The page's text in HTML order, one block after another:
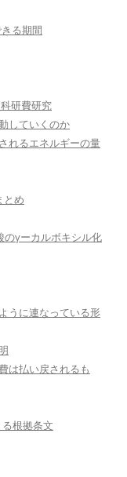
る期間
研費研究
していくのか
れるエネルギーの量
とめ
のγーカルボキシル化
うに連なっている形
は払い戻されるも
根拠条文